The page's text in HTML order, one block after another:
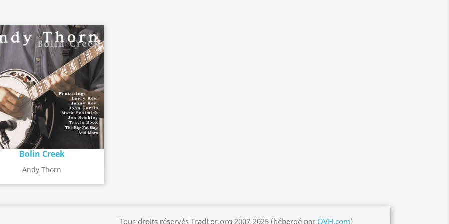
Bolin Creek
Andy Thorn
Détail de l'album
Tous droits réservés TradLor.org 2007-2025 (hébergé par OVH.com)